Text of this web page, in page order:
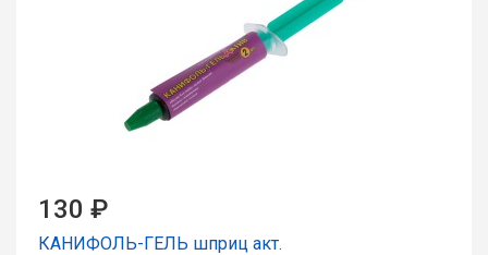
130 ₽
КАНИФОЛЬ-ГЕЛЬ шпpиц акт.